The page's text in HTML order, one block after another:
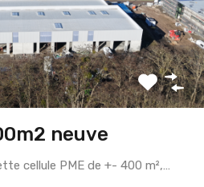
neuve
cellule PME de +- 400 m²,…